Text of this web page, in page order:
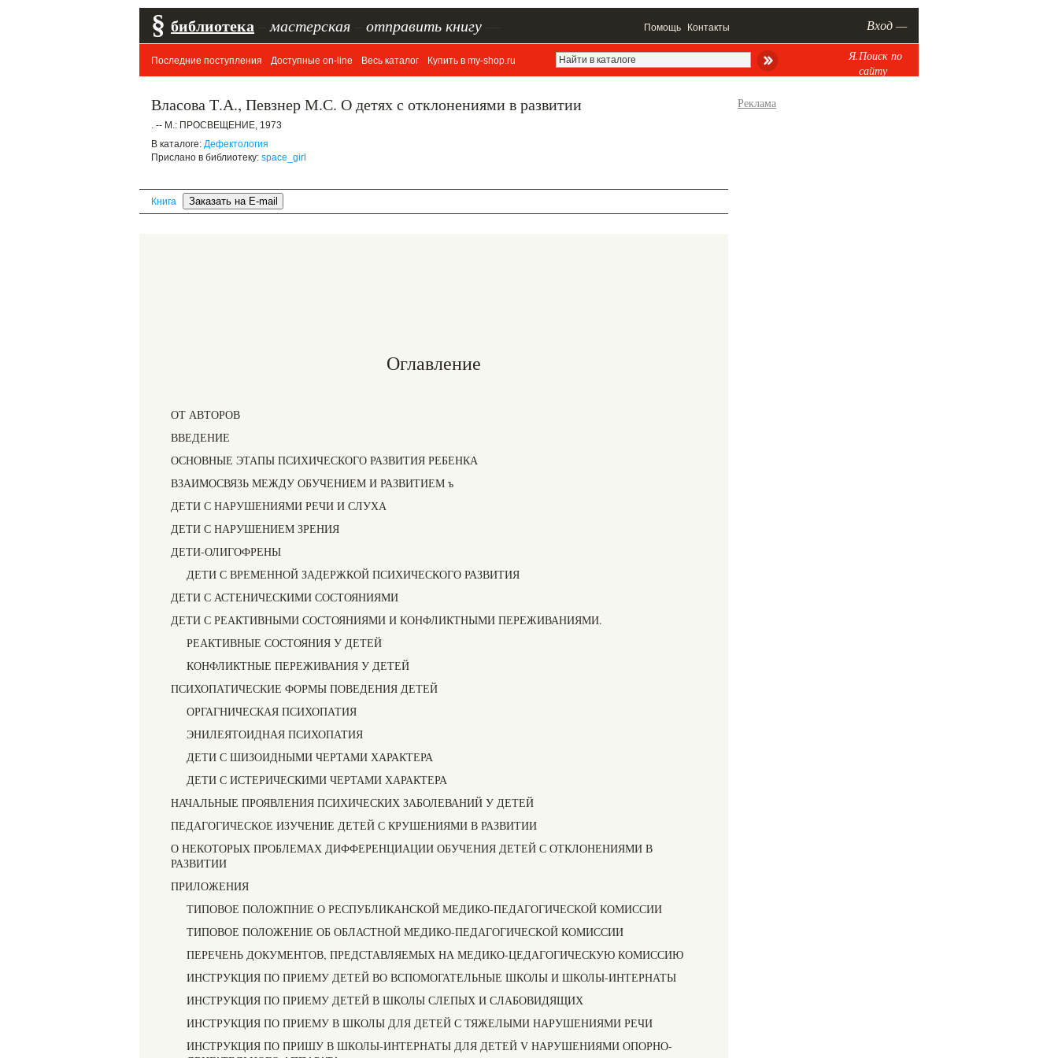
§ библиотека мастерская отправить книгу Помощь Контакты Вход —
Последние поступления Доступные on-line Весь каталог Купить в my-shop.ru
Я.Поиск по
сайту
Власова Т.А., Певзнер М.С. О детях с отклонениями в развитии
. -- М.: ПРОСВЕЩЕНИЕ, 1973
В каталоге: Дефектология
Прислано в библиотеку: space_girl
Книга
Оглавление
ОТ АВТОРОВ
ВВЕДЕНИЕ
ОСНОВНЫЕ ЭТАПЫ ПСИХИЧЕСКОГО РАЗВИТИЯ РЕБЕНКА
ВЗАИМОСВЯЗЬ МЕЖДУ ОБУЧЕНИЕМ И РАЗВИТИЕМ ъ
ДЕТИ С НАРУШЕНИЯМИ РЕЧИ И СЛУХА
ДЕТИ С НАРУШЕНИЕМ ЗРЕНИЯ
ДЕТИ-ОЛИГОФРЕНЫ
ДЕТИ С ВРЕМЕННОЙ ЗАДЕРЖКОЙ ПСИХИЧЕСКОГО РАЗВИТИЯ
ДЕТИ С АСТЕНИЧЕСКИМИ СОСТОЯНИЯМИ
ДЕТИ С РЕАКТИВНЫМИ СОСТОЯНИЯМИ И КОНФЛИКТНЫМИ ПЕРЕЖИВАНИЯМИ.
РЕАКТИВНЫЕ СОСТОЯНИЯ У ДЕТЕЙ
КОНФЛИКТНЫЕ ПЕРЕЖИВАНИЯ У ДЕТЕЙ
ПСИХОПАТИЧЕСКИЕ ФОРМЫ ПОВЕДЕНИЯ ДЕТЕЙ
ОРГАГНИЧЕСКАЯ ПСИХОПАТИЯ
ЭНИЛЕЯТОИДНАЯ ПСИХОПАТИЯ
ДЕТИ С ШИЗОИДНЫМИ ЧЕРТАМИ ХАРАКТЕРА
ДЕТИ С ИСТЕРИЧЕСКИМИ ЧЕРТАМИ ХАРАКТЕРА
НАЧАЛЬНЫЕ ПРОЯВЛЕНИЯ ПСИХИЧЕСКИХ ЗАБОЛЕВАНИЙ У ДЕТЕЙ
ПЕДАГОГИЧЕСКОЕ ИЗУЧЕНИЕ ДЕТЕЙ С КРУШЕНИЯМИ В РАЗВИТИИ
О НЕКОТОРЫХ ПРОБЛЕМАХ ДИФФЕРЕНЦИАЦИИ ОБУЧЕНИЯ ДЕТЕЙ С ОТКЛОНЕНИЯМИ В
РАЗВИТИИ
ПРИЛОЖЕНИЯ
ТИПОВОЕ ПОЛОЖПНИЕ О РЕСПУБЛИКАНСКОЙ МЕДИКО-ПЕДАГОГИЧЕСКОЙ КОМИССИИ
ТИПОВОЕ ПОЛОЖЕНИЕ ОБ ОБЛАСТНОЙ МЕДИКО-ПЕДАГОГИЧЕСКОЙ КОМИССИИ
ПЕРЕЧЕНЬ ДОКУМЕНТОВ, ПРЕДСТАВЛЯЕМЫХ НА МЕДИКО-ЦЕДАГОГИЧЕСКУЮ КОМИССИЮ
ИНСТРУКЦИЯ ПО ПРИЕМУ ДЕТЕЙ ВО ВСПОМОГАТЕЛЬНЫЕ ШКОЛЫ И ШКОЛЫ-ИНТЕРНАТЫ
ИНСТРУКЦИЯ ПО ПРИЕМУ ДЕТЕЙ В ШКОЛЫ СЛЕПЫХ И СЛАБОВИДЯЩИХ
ИНСТРУКЦИЯ ПО ПРИЕМУ В ШКОЛЫ ДЛЯ ДЕТЕЙ С ТЯЖЕЛЫМИ НАРУШЕНИЯМИ РЕЧИ
ИНСТРУКЦИЯ ПО ПРИШУ В ШКОЛЫ-ИНТЕРНАТЫ ДЛЯ ДЕТЕЙ V НАРУШЕНИЯМИ ОПОРНО-
Реклама